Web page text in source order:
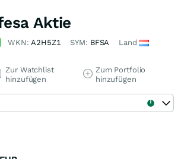
Aktie
WKN:A2H5Z1 SYM: BFSA Land
Zur Watchlist
hinzufügen
Zum Portfolio
hinzufügen